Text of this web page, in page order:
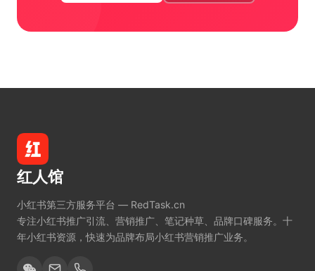
红人馆
小红书第三方服务平台 — RedTask.cn
专注小红书推广引流、营销推广、笔记种草、品牌口碑服务。十
年小红书资源，快速为品牌布局小红书营销推广业务。